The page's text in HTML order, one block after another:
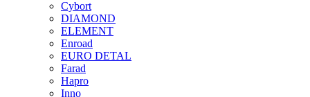
Cybort
DIAMOND
ELEMENT
Enroad
EURO DETAL
Farad
Hapro
Inno